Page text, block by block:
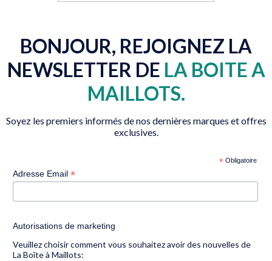
BONJOUR, REJOIGNEZ LA
NEWSLETTER DE LA BOITE A
MAILLOTS.
Soyez les premiers informés de nos dernières marques et offres
exclusives.
* Obligatoire
Adresse Email *
Autorisations de marketing
Veuillez choisir comment vous souhaitez avoir des nouvelles de
La Boîte à Maillots: